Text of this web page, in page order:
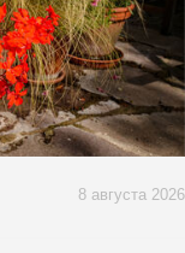
8 августа 2026